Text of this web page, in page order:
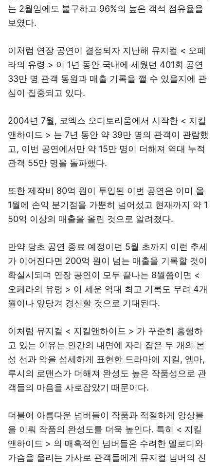
는 2월임에도 불구하고 96%의 높은 객석 점유율을
보였다.
이처럼 연장 공연이 결정되자 지난해 뮤지컬 < 오페
라의 유령 > 이 1년 동안 국내에 세웠던 401회 공연
33만 명 관객 동원과 매출 기록을 깰 수 있을지에 관
심이 집중되고 있다.
2004년 7월, 코엑스 오디토리움에서 시작한 < 지킬
앤하이드 > 는 7년 동안 약 39만 명의 관객이 관람했
고, 이번 공연에서만 약 15만 명이 더해져 역대 누적
관객 55만 명을 돌파했다.
또한 제작비 80억 원이 투입된 이번 공연은 이미 올
1월에 손익 분기점을 가뿐히 넘어섰고 현재까지 약 1
50억 이상의 매출을 올린 것으로 알려졌다.
만약 당초 공연 종료 예정이던 5월 초까지 이런 추세
가 이어진다면 200억 원이 넘는 매출을 기록할 것이
확실시되며 연장 공연이 모두 끝나는 8월쯤이면 <
오페라의 유령 > 이 세운 역대 최고 기록도 무려 4개
월이나 앞당겨 경신할 것으로 기대된다.
이처럼 뮤지컬 < 지킬앤하이드 > 가 꾸준히 흥행하
고 있는 이유는 인간의 내면에 자리 잡은 두 개의 본
성 선과 악을 섬세하게 표현한 드라마에 지킬, 엠마,
루시의 로맨스가 더해져 완성도 높은 작품성으로 관
객들의 마음을 사로잡았기 때문이다.
더불어 아름다운 넘버들이 작품과 적절하게 앙상블
을 이뤄 작품의 완성도를 더욱 높인다. 특히 < 지킬
앤하이드 > 의 매혹적인 넘버들은 수려한 멜로디와
가슴을 울리는 가사로 관객들에게 뮤지컬 넘버의 진